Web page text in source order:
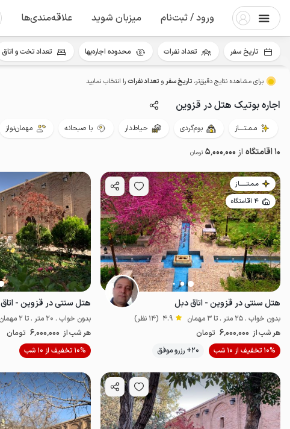
ورود / ثبت‌نام میزبان شوید علاقه‌مندی‌ها
برای مشاهده نتایج دقیق‌تر، تاریخ سفرو تعداد نفراترا انتخاب نمایید
اجاره بوتیک هتل در قزوین
مـمـتــــاز بوم‌گردی حیاط‌دار با صبحانه مهمان‌نواز
10 اقامتگاه از 5٬000٬000 تومان
مـمـتــــــاز
4 اقامتگاه
هتل سنتی در قزوین - اتاق دبل
بدون خواب . 25 متر . تا 3 مهمان 4.9 (14 نظر)
هر شب از 6٬000٬000 تومان
10% تخفیف از 10 شب
20+ رزرو موفق موقعیت در نقشه
هتل سنتی در قزوین - اتاق ۱۰۱
بدون خواب . 20 متر . تا 2 مهمان
هر شب از 6٬000٬000 تومان
10% تخفیف از 10 شب
تاریخ سفر تعداد نفرات محدوده اجاره‌بها تعداد تخت و اتاق